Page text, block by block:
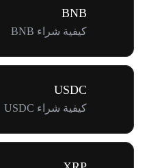
BNB
كيفية شراء BNB
USDC
كيفية شراء USDC